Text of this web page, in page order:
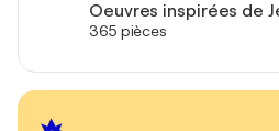
Oeuvres inspirées de
365 pièces